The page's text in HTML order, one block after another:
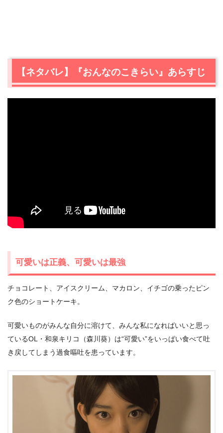
【ネタバレ】『おんなのこきらい』あらすじ
可愛いは正義、可愛いは最強
チョコレート、アイスクリーム、マカロン、イチゴの乗ったピン
ク色のショートケーキ。
可愛いものがみんな自分に溶けて、みんな私になればいいと思っ
ているOL・和泉キリコ（森川葵）は“可愛い”をいっぱい食べて吐
き戻してしまう過食嘔吐を患っています。